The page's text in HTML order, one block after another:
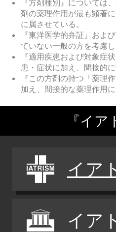
『方剤種別』については
剤の薬理作用が最も顕著
に属させている。
『東洋医学的弁証』およ
ていない一般の方を考慮
『適用疾患および対象症
患・症状に加え、間接的
『この方剤の持つ「薬理
加え、間接的な薬理作用
『イ
イア
イア